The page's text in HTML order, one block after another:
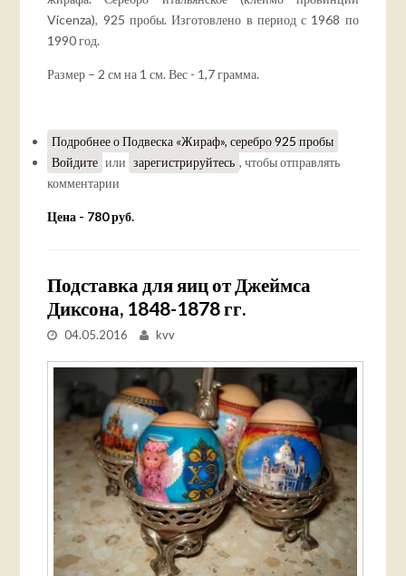
Vicenza), 925 пробы. Изготовлено в период с 1968 по
1990 год.
Размер – 2 см на 1 см. Вес - 1,7 грамма.
Подробнеео Подвеска «Жираф», серебро 925 пробы
Войдите или зарегистрируйтесь , чтобы отправлять
комментарии
Цена - 780 руб.
Подставка для яиц от Джеймса
Диксона, 1848-1878 гг.
04.05.2016 kvv